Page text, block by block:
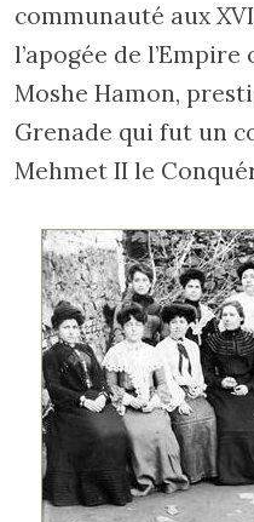
communauté aux
l’apogée de
Moshe Hamon,
Grenade qui fut un
Mehmet II le